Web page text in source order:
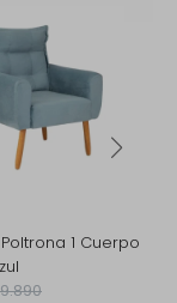
1 Cuerpo
9.890